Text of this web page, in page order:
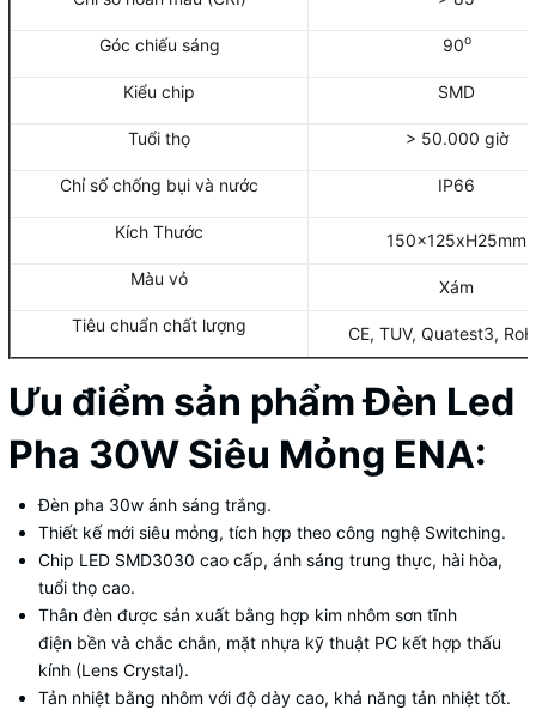
Góc chiếu sáng 90o
Kiểu chip SMD
Tuổi thọ > 50.000 giờ
Chỉ số chống bụi và nước IP66
Kích Thước
150x125xH25mm
Màu vỏ
Xám
Tiêu chuẩn chất lượng
CE, TUV, Quatest3,
Ưu điểm sản phẩm Đèn Led
Pha 30W Siêu Mỏng ENA:
Đèn pha 30w ánh sáng trắng.
Thiết kế mới siêu mỏng, tích hợp theo công nghệ Switching.
Chip LED SMD3030 cao cấp, ánh sáng trung thực, hài hòa,
tuổi thọ cao.
Thân đèn được sản xuất bằng hợp kim nhôm sơn tĩnh
điện bền và chắc chắn, mặt nhựa kỹ thuật PC kết hợp thấu
kính (Lens Crystal).
Tản nhiệt bằng nhôm với độ dày cao, khả năng tản nhiệt tốt.